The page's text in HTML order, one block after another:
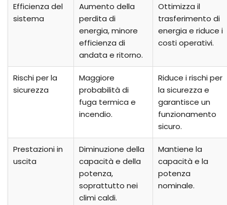
Efficienza del
sistema
Aumento della
perdita di
energia, minore
efficienza di
andata e ritorno.
Ottimizza il
trasferimento di
energia e riduce i
costi operativi.
Rischi per la
sicurezza
Maggiore
probabilità di
fuga termica e
incendio.
Riduce i rischi per
la sicurezza e
garantisce un
funzionamento
sicuro.
Prestazioni in
uscita
Diminuzione della
capacità e della
potenza,
soprattutto nei
climi caldi.
Mantiene la
capacità e la
potenza
nominale.